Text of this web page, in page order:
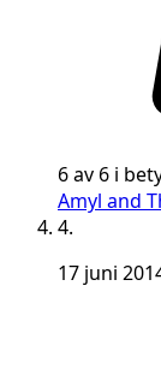
6 av 6 i
Amyl and
4.
17 juni